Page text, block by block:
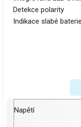
Detekce polarity
Indikace slabé baterie
Napětí